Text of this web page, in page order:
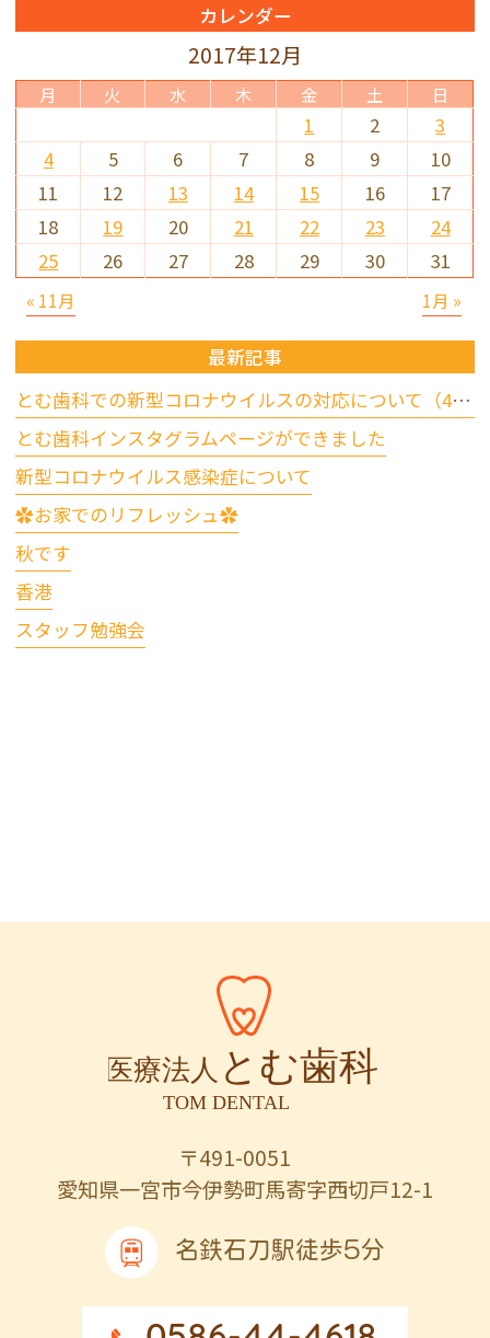
カレンダー
2017年12月
月 火 水 木 金 土 日
« 11月 1月 »
1 2
3
4
5 6 7 8 9
10
11
12 13 14 15 16
17
18
19 20 21 22 23
24
25
26 27 28 29 30 31
最新記事
とむ歯科での新型コロナウイルスの対応について（4/17更新）
とむ歯科インスタグラムページができました
新型コロナウイルス感染症について
✿お家でのリフレッシュ✿
秋です
香港
スタッフ勉強会
〒491-0051
愛知県一宮市今伊勢町馬寄字西切戸12-1
名鉄石刀駅徒歩5分